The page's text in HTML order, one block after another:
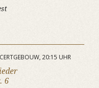
20:15 UHR
6